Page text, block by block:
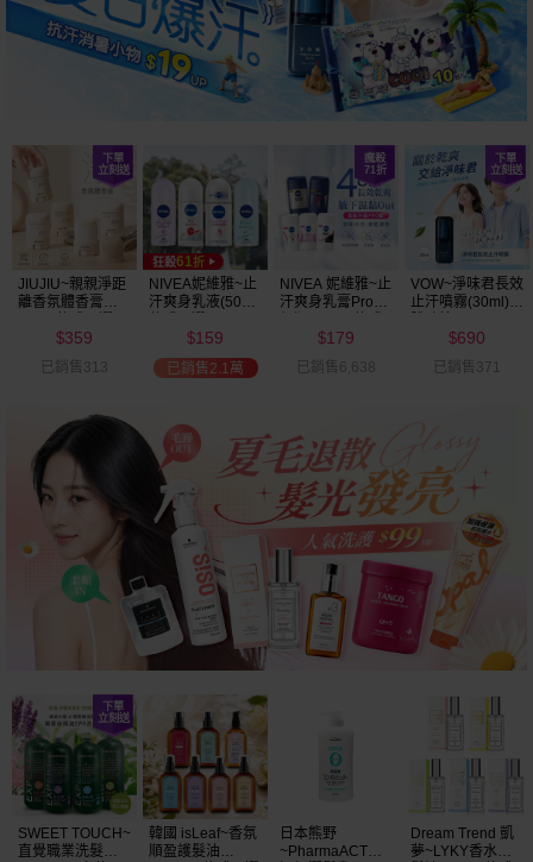
JIUJIU~親親淨距
離香氛體香膏
$359
已銷售313
NIVEA妮維雅~止
汗爽身乳液(50ml)
$159
已銷售2.1萬
NIVEA 妮維雅~止
汗爽身乳膏Pro升
$179
已銷售6,638
VOW~淨味君長效
止汗噴霧(30ml)
$690
已銷售371
SWEET TOUCH~
直覺職業洗髮精
韓國 isLeaf~香氛
順盈護髮油
日本熊野
~PharmaACT無
Dream Trend 凱
夢~LYKY香水護